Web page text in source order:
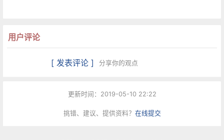
用户评论
[ 发表评论 ] 分享你的观点
更新时间：2019-05-10 22:22
挑错、建议、提供资料？ 在线提交